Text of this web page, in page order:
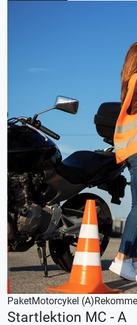
PaketMotorcykel (A)
Startlektion MC - A